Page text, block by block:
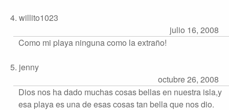
4. willito1023
julio 16, 2008
Como mi playa ninguna como la extraño!
5. jenny
octubre 26, 2008
Dios nos ha dado muchas cosas bellas en nuestra isla,y
esa playa es una de esas cosas tan bella que nos dio.